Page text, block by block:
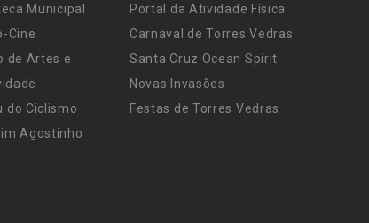
Municipal
Cine
de Artes e
do Ciclismo
Agostinho
Portal da Atividade Física
Carnaval de Torres Vedras
Santa Cruz Ocean Spirit
Novas Invasões
Festas de Torres Vedras